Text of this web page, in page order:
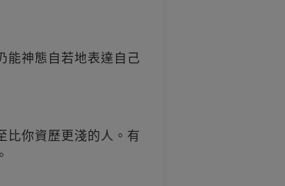
能神態自若地表達自己
比你資歷更淺的人。有